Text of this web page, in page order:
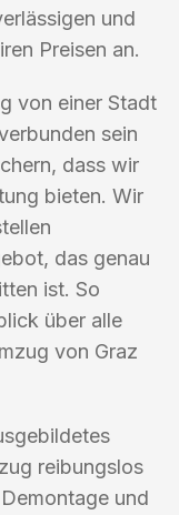
und
Preisen an.
von einer Stadt
sein
dass wir
bieten. Wir
das genau
ist. So
über alle
von Graz
reibungslos
und